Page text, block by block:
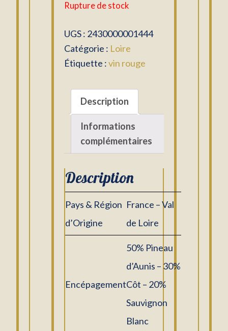
Rupture de stock
UGS : 2430000001444
Catégorie : Loire
Étiquette :vin rouge
Description
Informations
complémentaires
Description
Pays & Région
d’Origine
France – Val
de Loire
Encépagement
50% Pineau
d’Aunis – 30%
Côt – 20%
Sauvignon
Blanc